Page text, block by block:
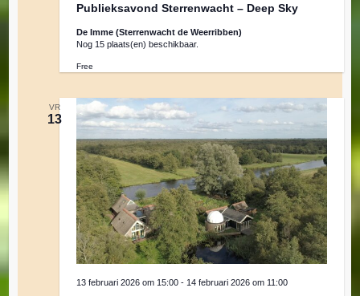
Publieksavond Sterrenwacht – Deep Sky
De Imme (Sterrenwacht de Weerribben)
Nog 15 plaats(en) beschikbaar.
Free
VR
13
13 februari 2026 om 15:00 - 14 februari 2026 om 11:00